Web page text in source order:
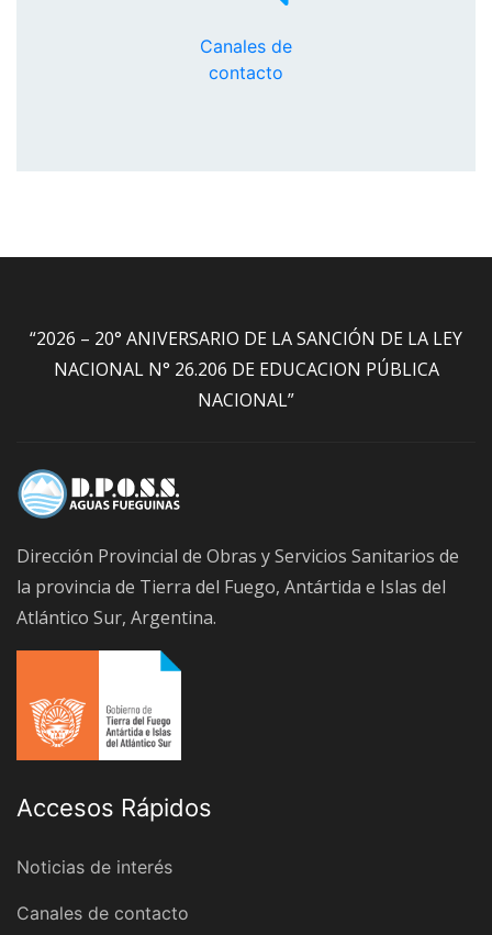
Canales de
contacto
“2026 – 20° ANIVERSARIO DE LA SANCIÓN DE LA LEY
NACIONAL N° 26.206 DE EDUCACION PÚBLICA
NACIONAL”
Dirección Provincial de Obras y Servicios Sanitarios de
la provincia de Tierra del Fuego, Antártida e Islas del
Atlántico Sur, Argentina.
Accesos Rápidos
Noticias de interés
Canales de contacto